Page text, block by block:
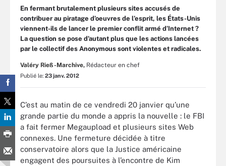
En fermant brutalement plusieurs sites accusés de
contribuer au piratage d’oeuvres de l’esprit, les États-Unis
viennent-ils de lancer le premier conflit armé d’Internet ?
La question se pose d’autant plus que les actions lancées
par le collectif des Anonymous sont violentes et radicales.
Valéry Rieß-Marchive, Rédacteur en chef
Publié le: 23 janv. 2012
C’est au matin de ce vendredi 20 janvier qu’une
grande partie du monde a appris la nouvelle : le FBI
a fait fermer Megaupload et plusieurs sites Web
connexes. Une fermeture décidée à titre
conservatoire alors que la Justice américaine
engagent des poursuites à l’encontre de Kim